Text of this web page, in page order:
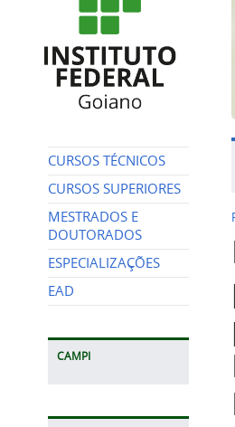
CURSOS TÉCNICOS
CURSOS SUPERIORES
MESTRADOS E
DOUTORADOS
ESPECIALIZAÇÕES
EAD
CAMPI